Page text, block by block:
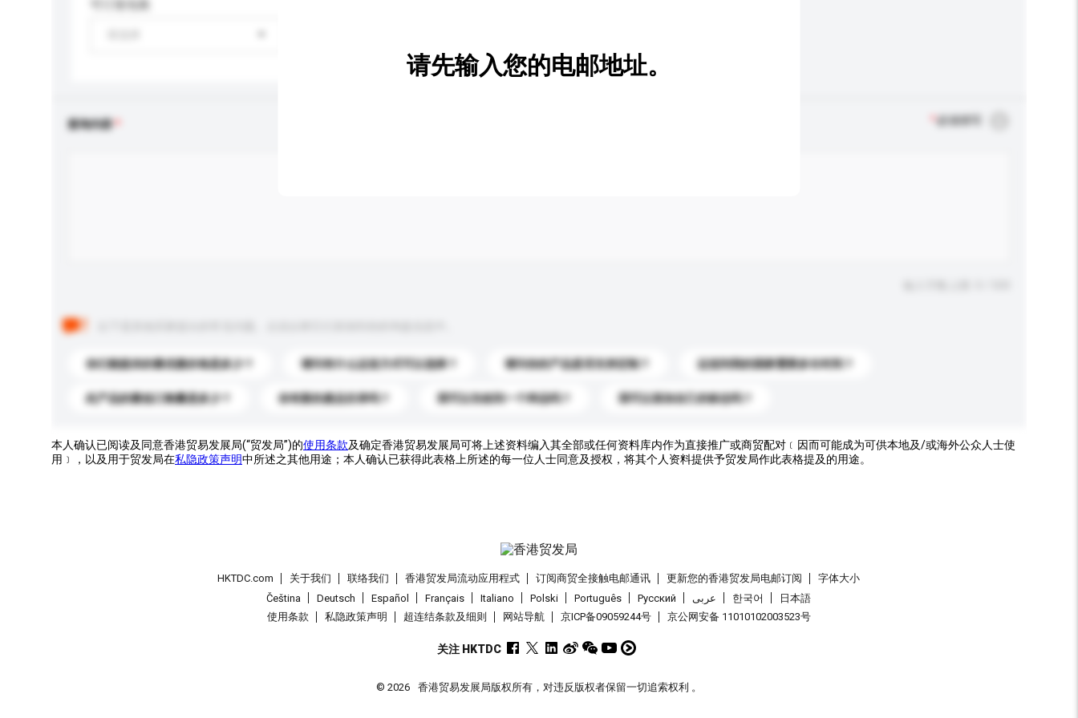
查询内容 必须填写
你们能提供的最优惠价格是多少？ 请问有什么运送方式可以选择？ 请问你的产品是否支持定制？ 运送到我的国家需要多长时间？
此产品的最低订购量是多少？ 你有新的產品目录吗？ 我可以先收到一个样品吗？ 我可以添加自己的标志吗？
请先输入您的电邮地址。
本人确认已阅读及同意香港贸易发展局(“贸发局”)的使用条款及确定香港贸易发展局可将上述资料编入其全部或任何资料库内作为直接推广或商贸配对﹝因而可能成为可供本地及/或海外公众人士使
用﹞，以及用于贸发局在私隐政策声明中所述之其他用途；本人确认已获得此表格上所述的每一位人士同意及授权，将其个人资料提供予贸发局作此表格提及的用途。
HKTDC.com 关于我们 联络我们 香港贸发局流动应用程式 订阅商贸全接触电邮通讯 更新您的香港贸发局电邮订阅
字体大小
Čeština
Deutsch Español Français Italiano Polski Português Pусский عربى 한국어
日本語
使用条款
私隐政策声明 超连结条款及细则 网站导航 京ICP备09059244号 京公网安备 11010102003523号
关注 HKTDC
© 2026 香港贸易发展局版权所有，对违反版权者保留一切追索权利 。